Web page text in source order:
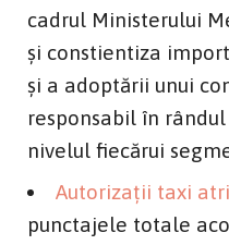
cadrul Ministerului
şi constientiza
şi a adoptării unui
responsabil în
nivelul fiecărui
Autorizaţii taxi
punctajele totale